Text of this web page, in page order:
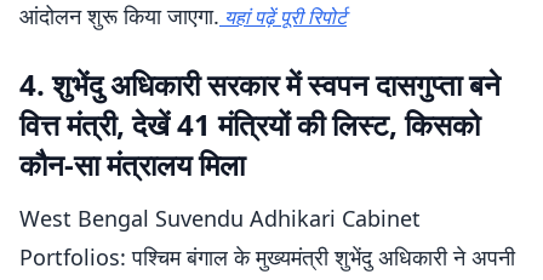
आंदोलन शुरू किया जाएगा. यहां पढ़ें पूरी रिपोर्ट
4. शुभेंदु अधिकारी सरकार में स्वपन दासगुप्ता बने
वित्त मंत्री, देखें 41 मंत्रियों की लिस्ट, किसको
कौन-सा मंत्रालय मिला
West Bengal Suvendu Adhikari Cabinet
Portfolios: पश्चिम बंगाल के मुख्यमंत्री शुभेंदु अधिकारी ने अपनी